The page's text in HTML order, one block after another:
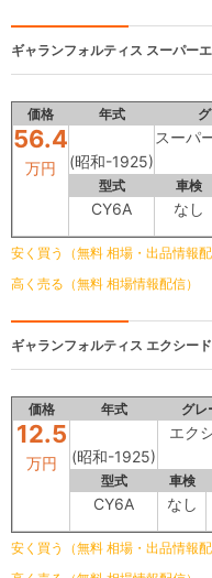
ギャランフォルティス スーパー
価格 年式
56.4
万円 (昭和-1925)
スーパ
型式 車検
CY6A なし
安く買う（無料 相場・出品情報配
高く売る（無料 相場情報配信）
ギャランフォルティス エクシー
価格 年式 グレ
12.5
万円 (昭和-1925)
エク
型式 車検
CY6A なし
安く買う（無料 相場・出品情報配